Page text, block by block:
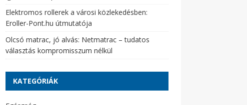
Elektromos rollerek a városi közlekedésben:
Eroller-Pont.hu útmutatója
Olcsó matrac, jó alvás: Netmatrac – tudatos
választás kompromisszum nélkül
KATEGÓRIÁK